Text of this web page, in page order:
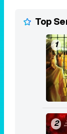
Top
1
2